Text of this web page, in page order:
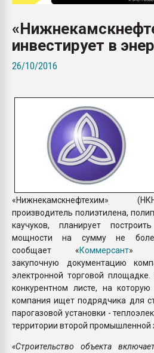
инвестирует в
26/10/2016
«Нижнекамскнефтехим»
производитель полиэтилена,
каучуков, планирует
мощности на сумму не
сообщает «Коммерсант»
закупочную документацию
электронной торговой
конкурентном листе, на которую
компания ищет подрядчика для
парогазовой установки -
территории второй промышленной
«Строительство объекта